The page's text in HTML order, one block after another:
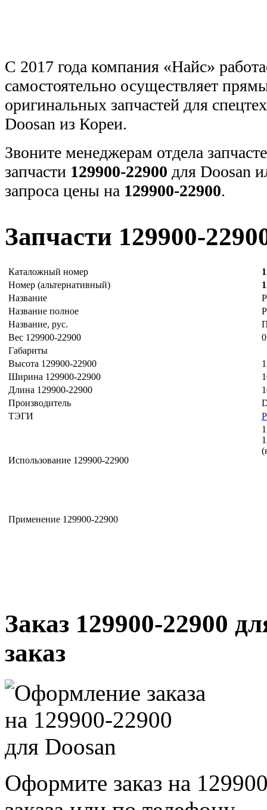
С 2017 года компания «Найс»
самостоятельно осуществляет
оригинальных запчастей для
Doosan из Кореи.
Звоните менеджерам отдела
запчасти 129900-22900 для Doosan
запроса цены на 129900-22900.
Запчасти 129900-
Каталожный номер
Номер (альтернативный)
Название
Название полное
Название, рус.
Вес 129900-22900
Габариты
Высота 129900-22900
Ширина 129900-22900
Длина 129900-22900
Производитель
ТЭГИ
Использование 129900-22900
Применение 129900-22900
Заказ 129900-22900
заказ
Оформите заказ на